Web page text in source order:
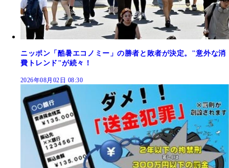
ニッポン「酷暑エコノミー」の勝者と敗者が決定。"意外な消
費トレンド"が続々！
2026年08月02日 08:30